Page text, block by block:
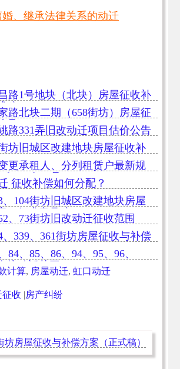
、继承法律关系的动迁
路1号地块（北块）房屋征收补
稿）
路北块二期（658街坊）房屋征
号
路331弄旧改动迁项目估价公告
坊旧城区改建地块房屋征收补
更承租人、分列租赁户最新规
2019〕3 号]
征收补偿如何分配？
、104街坊旧城区改建地块房屋
（征求意见稿）
、73街坊旧改动迁征收范围
、339、361街坊房屋征收与补偿
84、85、86、94、95、96、
坊动迁范围
计算, 房屋动迁, 虹口动迁
征收 |房产纠纷
坊房屋征收与补偿方案（正式稿）